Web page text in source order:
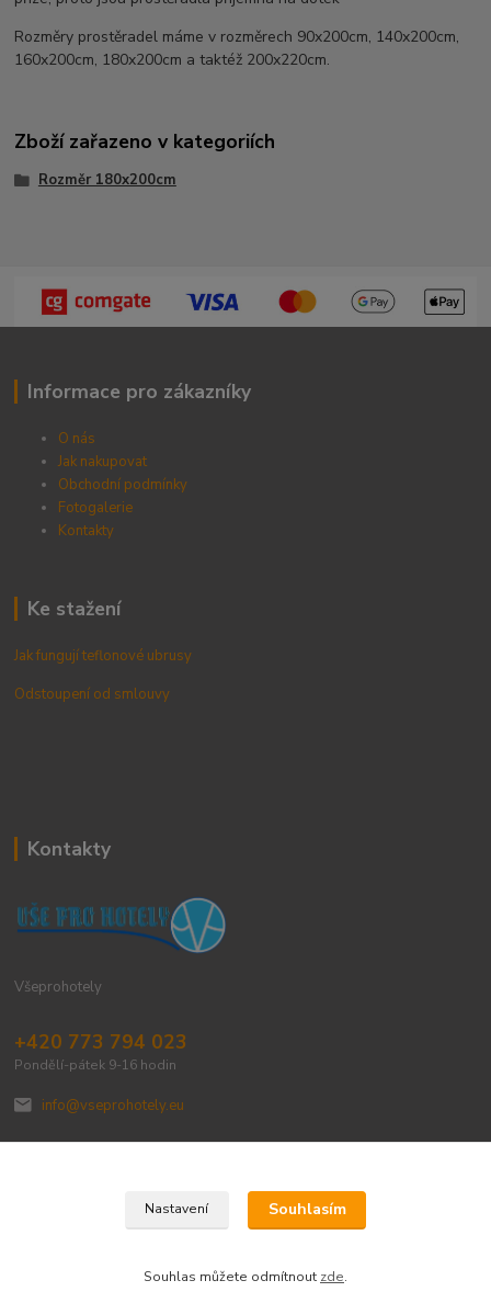
Rozměry prostěradel máme v rozměrech 90x200cm, 140x200cm,
160x200cm, 180x200cm a taktéž 200x220cm.
Zboží zařazeno v kategoriích
Rozměr 180x200cm
Informace pro zákazníky
O nás
Jak nakupovat
Obchodní podmínky
Fotogalerie
Kontakty
Ke stažení
Jak fungují teflonové ubrusy
Odstoupení od smlouvy
Kontakty
Všeprohotely
+420 773 794 023
Pondělí-pátek 9-16 hodin
info@vseprohotely.eu
Upravit sběr cookies.
Nastavení Souhlasím
Souhlas můžete odmítnout zde.